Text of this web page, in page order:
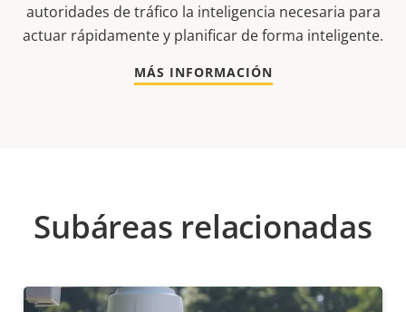
autoridades de tráfico la inteligencia necesaria para
actuar rápidamente y planificar de forma inteligente.
MÁS INFORMACIÓN
Subáreas relacionadas